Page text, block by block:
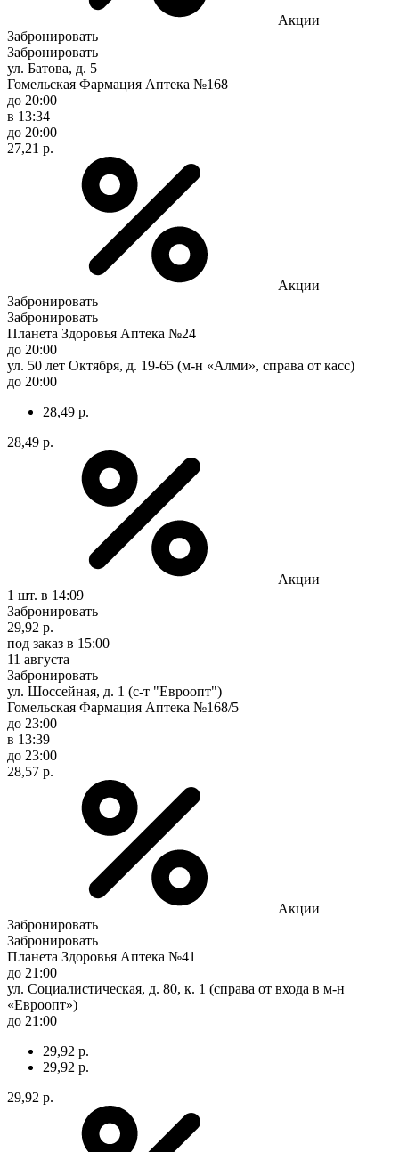
Акции
Забронировать
Забронировать
ул. Батова, д. 5
Гомельская Фармация Аптека №168
до 20:00
в 13:34
до 20:00
27,21 р.
Акции
Забронировать
Забронировать
Планета Здоровья Аптека №24
до 20:00
ул. 50 лет Октября, д. 19-65 (м-н «Алми», справа от касс)
до 20:00
28,49 р.
28,49 р.
Акции
1 шт. в 14:09
Забронировать
29,92 р.
под заказ в 15:00
11 августа
Забронировать
ул. Шоссейная, д. 1 (с-т "Евроопт")
Гомельская Фармация Аптека №168/5
до 23:00
в 13:39
до 23:00
28,57 р.
Акции
Забронировать
Забронировать
Планета Здоровья Аптека №41
до 21:00
ул. Социалистическая, д. 80, к. 1 (справа от входа в м-н
«Евроопт»)
до 21:00
29,92 р.
29,92 р.
29,92 р.